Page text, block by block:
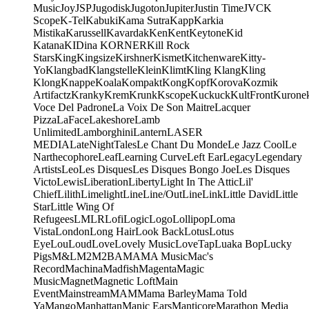
MusicJoyJSPJugodiskJugotonJupiterJustin TimeJVCK
ScopeK-TelKabukiKama SutraKappKarkia
MistikaKarussellKavardakKenKentKeytoneKid
KatanaKIDina KORNERKill Rock
StarsKingKingsizeKirshnerKismetKitchenwareKitty-
YoKlangbadKlangstelleKleinKlimtKling KlangKling
KlongKnappeKoalaKompaktKongKopfKorovaKozmik
ArtifactzKrankyKremKrunkKscopeKuckuckKultFront
Voce Del PadroneLa Voix De Son MaitreLacquer
PizzaLaFaceLakeshoreLamb
UnlimitedLamborghiniLanternLASER
MEDIALateNightTalesLe Chant Du MondeLe Jazz CoolLe
NarthecophoreLeafLearning CurveLeft EarLegacyLegendary
ArtistsLeoLes DisquesLes Disques Bongo JoeLes Disques
VictoLewisLiberationLibertyLight In The AtticLil'
ChiefLilithLimelightLineLine/OutLineLinkLittle DavidLittle
StarLittle Wing Of
RefugeesLMLRLofiLogicLogoLollipopLoma
VistaLondonLong HairLook BackLotusLotus
EyeLouLoudLoveLovely MusicLoveTapLuaka BopLucky
PigsM&LM2M2BAMAMA MusicMac's
RecordMachinaMadfishMagentaMagic
MusicMagnetMagnetic LoftMain
EventMainstreamMAMMama BarleyMama Told
YaMangoManhattanManic EarsManticoreMarathon Media